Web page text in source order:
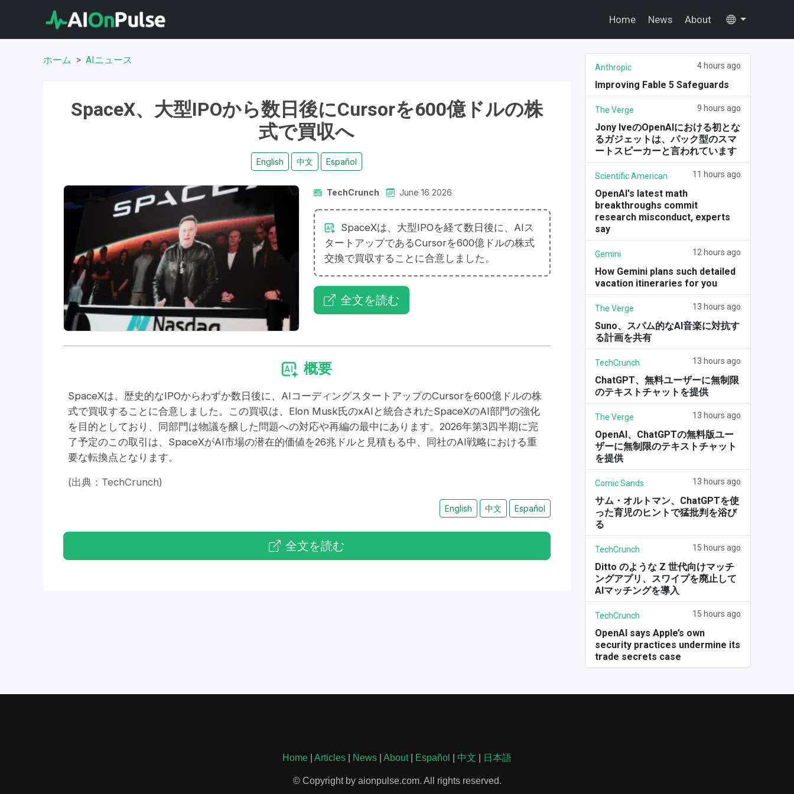
Home News About
ホーム AIニュース
SpaceX、大型IPOから数日後にCursorを600億ドルの株
式で買収へ
English 中文 Español
TechCrunch June 16 2026
SpaceXは、大型IPOを経て数日後に、AIス
タートアップであるCursorを600億ドルの株式
交換で買収することに合意しました。
全文を読む
概要
SpaceXは、歴史的なIPOからわずか数日後に、AIコーディングスタートアップのCursorを600億ドルの株
式で買収することに合意しました。この買収は、Elon Musk氏のxAIと統合されたSpaceXのAI部門の強化
を目的としており、同部門は物議を醸した問題への対応や再編の最中にあります。2026年第3四半期に完
了予定のこの取引は、SpaceXがAI市場の潜在的価値を26兆ドルと見積もる中、同社のAI戦略における重
要な転換点となります。
(出典：TechCrunch)
English 中文 Español
全文を読む
Anthropic 4 hours ago
Improving Fable 5 Safeguards
The Verge 9 hours ago
Jony IveのOpenAIにおける初とな
るガジェットは、パック型のスマ
ートスピーカーと言われています
Scientific American 11 hours ago
OpenAI's latest math
breakthroughs commit
research misconduct, experts
say
Gemini 12 hours ago
How Gemini plans such detailed
vacation itineraries for you
The Verge 13 hours ago
Suno、スパム的なAI音楽に対抗す
る計画を共有
TechCrunch 13 hours ago
ChatGPT、無料ユーザーに無制限
のテキストチャットを提供
The Verge 13 hours ago
OpenAI、ChatGPTの無料版ユー
ザーに無制限のテキストチャット
を提供
Comic Sands 13 hours ago
サム・オルトマン、ChatGPTを使
った育児のヒントで猛批判を浴び
る
TechCrunch 15 hours ago
Ditto のような Z 世代向けマッチ
ングアプリ、スワイプを廃止して
AIマッチングを導入
TechCrunch 15 hours ago
OpenAI says Apple’s own
security practices undermine its
trade secrets case
Home Articles News About| Español 中文 日本語
© Copyright by aionpulse.com. All rights reserved.